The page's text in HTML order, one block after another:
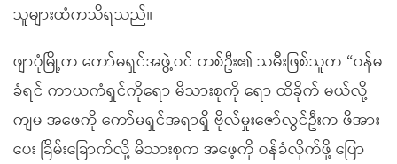
သူများထံကသိရသည်။
ဖျာပုံမြို့က ကော်မရှင်အဖွဲ့ဝင် တစ်ဦး၏ သမီးဖြစ်သူက “ဝန်မ
ခံရင် ကာယကံရှင်ကိုရော မိသားစုကို ရော ထိခိုက် မယ်လို့
ကျမ အဖေကို ကော်မရှင်အရာရှိ ဗိုလ်မှုးဇော်လွင်ဦးက ဖိအား
ပေး ခြိမ်းခြောက်လို့ မိသားစုက အဖေ့ကို ဝန်ခံလိုက်ဖို့ ပြော